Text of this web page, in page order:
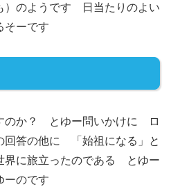
）のようです 日当たりのよい
そーです
のか？ とゆー問いかけに ロ
回答の他に 「始祖になる」と
界に旅立ったのである とゆー
ーのです